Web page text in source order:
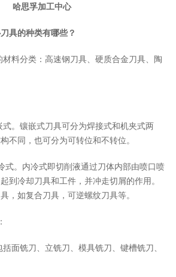
哈思孚加工中心
的种类有哪些？
料分类：高速钢刀具、硬质合金刀具、陶
。镶嵌式刀具可分为焊接式和机夹式两
不同，也可分为可转位和不转位。
。内冷式即切削液通过刀体内部由喷口喷
到冷却刀具和工件，并冲走切屑的作用。
，如复合刀具，可逆螺纹刀具等。
铣刀、立铣刀、模具铣刀、键槽铣刀、